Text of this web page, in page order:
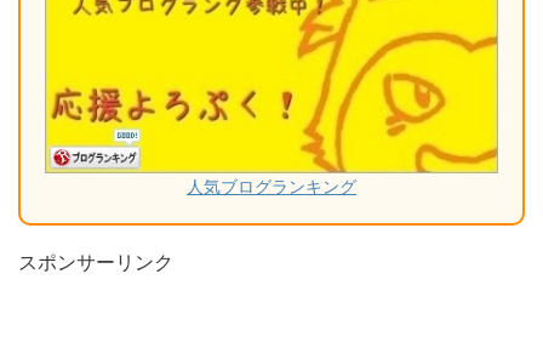
人気ブログランキング
スポンサーリンク